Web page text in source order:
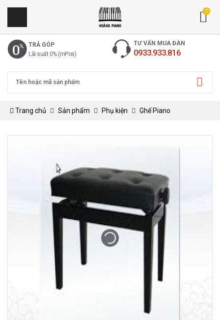
0
TRẢ GÓP
Lãi suất 0% (mPos)
TƯ VẤN MUA ĐÀN
0933.933.816
Trang chủ Sản phẩm Phụ kiện Ghế Piano